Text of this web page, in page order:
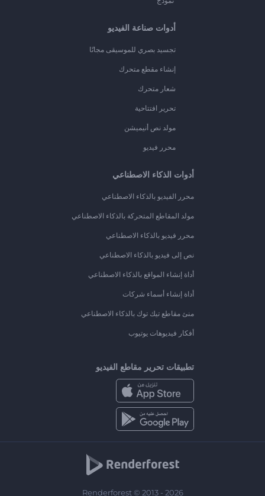
أدوات صناعة الفيديو
تجسيد بصري للموسيقى مجانًا
إنشاء مقطع متحرك
شعار متحرك
تحرير افتتاحية
مولد نص أنيميشن
محرر فيديو
أدوات الذكاء الاصطناعي
محرر الفيديو بالذكاء الاصطناعي
مولد المقاطع المتحركة بالذكاء الاصطناعي
محرر فيديو بالذكاء الاصطناعي
نص إلى فيديو بالذكاء الاصطناعي
أداة إنشاء المواقع بالذكاء الاصطناعي
أداة إنشاء أسماء شركات
منئ مقاطع تيك توك بالذكاء الاصطناعي
أفكار فيديوهات يوتيوب
تطبيقات تحرير مقاطع الفيديو
Renderforest © 2013 - 2026